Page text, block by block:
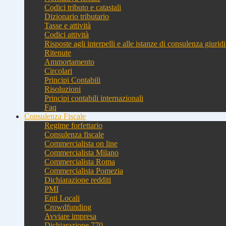
Codici tributo e catastali
Dizionario tributario
Tasse e attività
Codici attività
Risposte agli interpelli e alle istanze di consulenza
Ritenute
Ammortamento
Circolari
Principi Contabili
Risoluzioni
Principi contabili internazionali
Faq
Consulenza Fiscale
Regime forfettario
Consulenza fiscale
Commercialista on line
Commercialista Milano
Commercialista Roma
Commercialista Pomezia
Dichiarazione redditi
PMI
Enti Locali
Crowdfunding
Avviare impresa